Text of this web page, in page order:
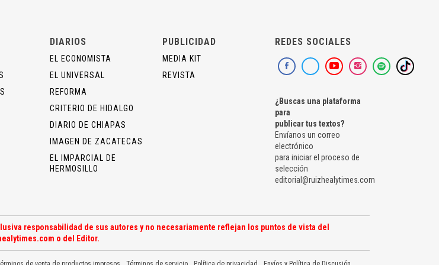
DIARIOS
EL ECONOMISTA
EL UNIVERSAL
REFORMA
CRITERIO DE HIDALGO
DIARIO DE CHIAPAS
IMAGEN DE ZACATECAS
EL IMPARCIAL DE
HERMOSILLO
PUBLICIDAD
MEDIA KIT
REVISTA
REDES SOCIALES
¿Buscas una plataforma
para
publicar tus textos?
Envíanos un correo
electrónico
para iniciar el proceso de
selección
editorial@ruizhealytimes.com
responsabilidad de sus autores y no necesariamente reflejan los puntos de vista del
o del Editor.